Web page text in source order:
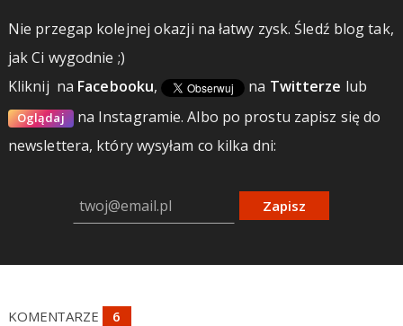
Nie przegap kolejnej okazji na łatwy zysk. Śledź blog tak,
jak Ci wygodnie ;)
Kliknij na Facebooku, na Twitterze lub
Oglądaj na Instagramie.Albo po prostu zapisz się do
newslettera, który wysyłam co kilka dni:
Zapisz
KOMENTARZE